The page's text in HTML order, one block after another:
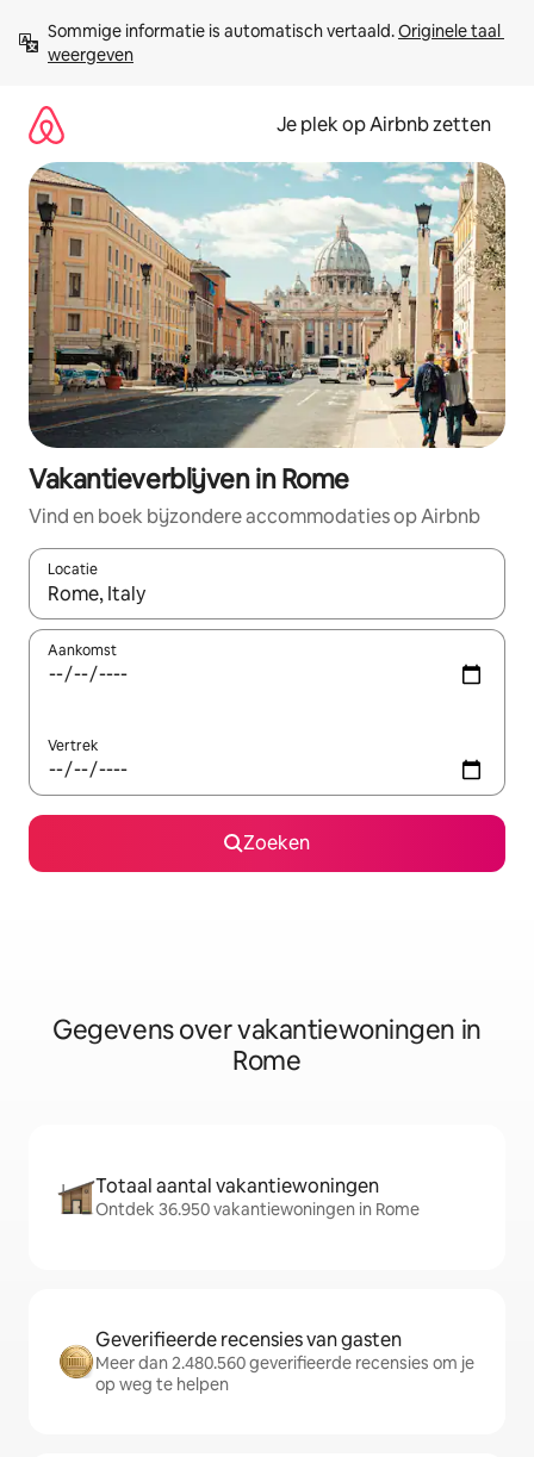
direct
naar
Sommige informatie is automatisch vertaald. Originele taal
weergeven
Je plek op Airbnb zetten
Vakantieverblijven in Rome
Vind en boek bijzondere accommodaties op Airbnb
Locatie
Wanneer er resultaten beschikbaar zijn, maak je een keuze
Aankomst
Vertrek
Zoeken
Gegevens over vakantiewoningen in
Rome
Totaal aantal vakantiewoningen
Ontdek 36.950 vakantiewoningen in Rome
Geverifieerde recensies van gasten
Meer dan 2.480.560 geverifieerde recensies om je
op weg te helpen